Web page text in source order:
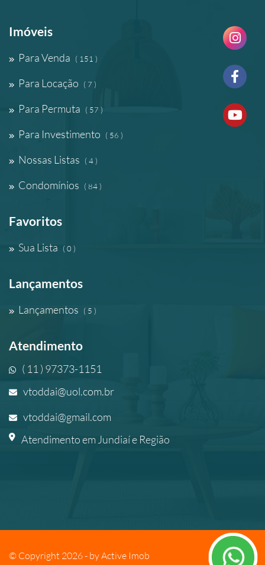
Imóveis
Para Venda ( 151 )
Para Locação ( 7 )
Para Permuta ( 57 )
Para Investimento ( 56 )
Nossas Listas ( 4 )
Condomínios ( 84 )
Favoritos
Sua Lista ( 0 )
Lançamentos
Lançamentos ( 5 )
Atendimento
( 11 ) 97373-1151
vtoddai@uol.com.br
vtoddai@gmail.com
Atendimento em Jundiaí e Região
© Copyright 2026 - byActive Imob